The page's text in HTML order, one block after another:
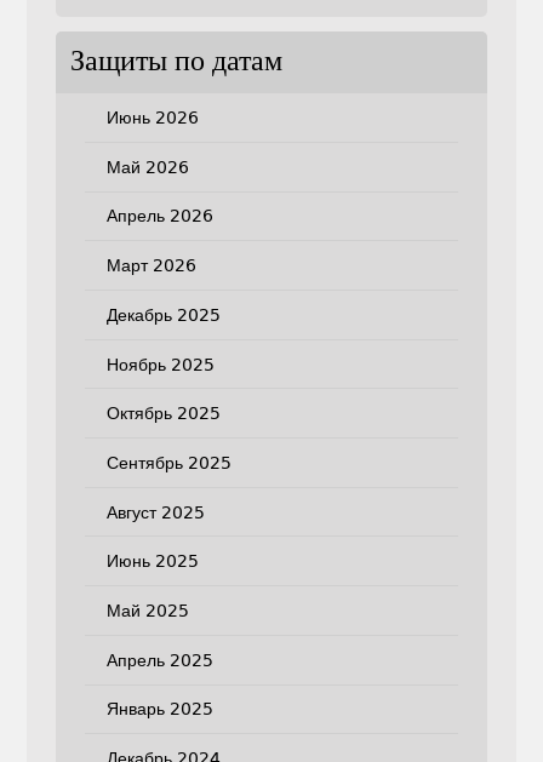
Защиты по датам
Июнь 2026
Май 2026
Апрель 2026
Март 2026
Декабрь 2025
Ноябрь 2025
Октябрь 2025
Сентябрь 2025
Август 2025
Июнь 2025
Май 2025
Апрель 2025
Январь 2025